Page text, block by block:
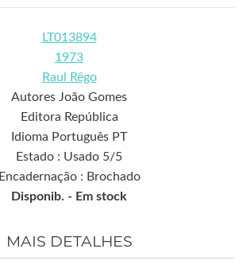
LT013894
1973
Raul Rêgo
Autores João Gomes
Editora República
Idioma Português PT
Estado : Usado 5/5
Encadernação : Brochado
Disponib. - Em stock
MAIS DETALHES